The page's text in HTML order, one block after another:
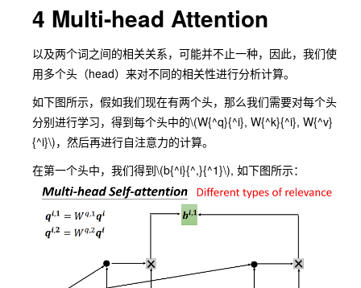
4 Multi-head Attention
以及两个词之间的相关关系，可能并不止一种，因此，我们使
用多个头（head）来对不同的相关性进行分析计算。
如下图所示，假如我们现在有两个头，那么我们需要对每个头
分别进行学习，得到每个头中的\(W{^q}{^i}, W{^k}{^i}, W{^v}
{^i}\)，然后再进行自注意力的计算。
在第一个头中，我们得到\(b{^i}{^,}{^1}\), 如下图所示：